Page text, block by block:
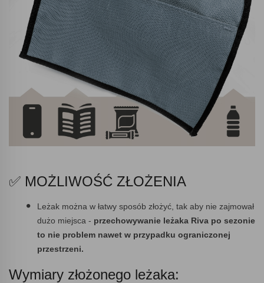
✅ MOŻLIWOŚĆ ZŁOŻENIA
Leżak można w łatwy sposób złożyć, tak aby nie zajmował
dużo miejsca - przechowywanie leżaka Riva po sezonie
to nie problem nawet w przypadku ograniczonej
przestrzeni.
Wymiary złożonego leżaka: